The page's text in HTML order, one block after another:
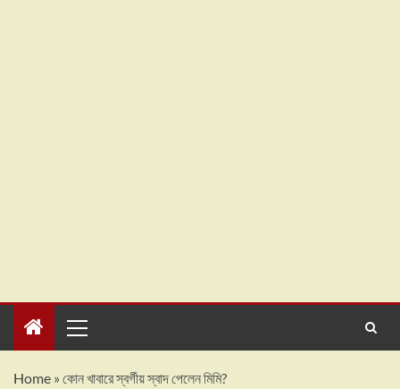
Home » কোন খাবারে স্বর্গীয় স্বাদ পেলেন মিমি?